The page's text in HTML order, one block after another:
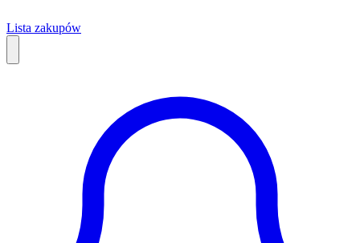
Lista zakupów